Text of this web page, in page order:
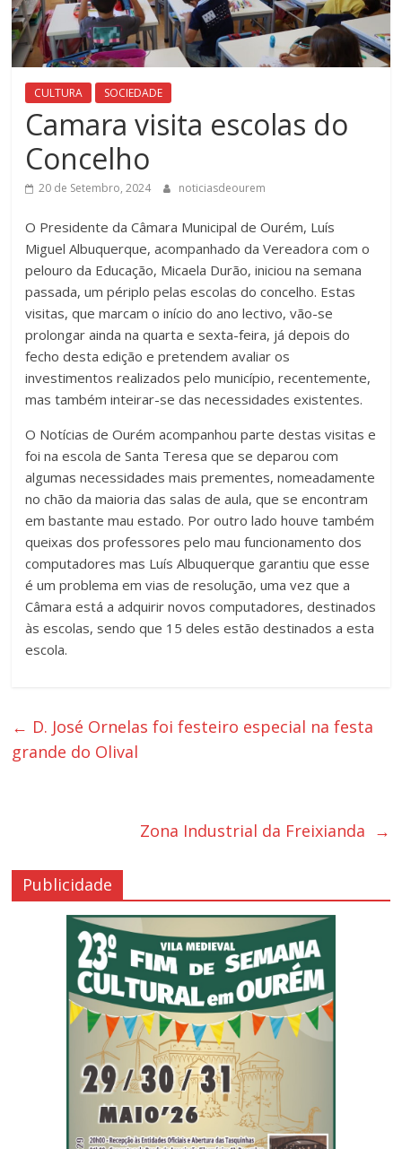
CULTURA SOCIEDADE
Camara visita escolas do
Concelho
20 de Setembro, 2024 noticiasdeourem
O Presidente da Câmara Municipal de Ourém, Luís
Miguel Albuquerque, acompanhado da Vereadora com o
pelouro da Educação, Micaela Durão, iniciou na semana
passada, um périplo pelas escolas do concelho. Estas
visitas, que marcam o início do ano lectivo, vão-se
prolongar ainda na quarta e sexta-feira, já depois do
fecho desta edição e pretendem avaliar os
investimentos realizados pelo município, recentemente,
mas também inteirar-se das necessidades existentes.
O Notícias de Ourém acompanhou parte destas visitas e
foi na escola de Santa Teresa que se deparou com
algumas necessidades mais prementes, nomeadamente
no chão da maioria das salas de aula, que se encontram
em bastante mau estado. Por outro lado houve também
queixas dos professores pelo mau funcionamento dos
computadores mas Luís Albuquerque garantiu que esse
é um problema em vias de resolução, uma vez que a
Câmara está a adquirir novos computadores, destinados
às escolas, sendo que 15 deles estão destinados a esta
escola.
← D. José Ornelas foi festeiro especial na festa
grande do Olival
Zona Industrial da Freixianda →
Publicidade